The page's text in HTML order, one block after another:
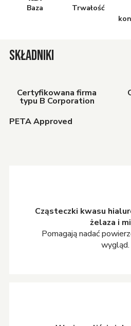
Baza Trwałość
SKŁADNIKI
Certyfikowana firma
typu B Corporation
PETA Approved
Cząsteczki kwasu
żelaza i
Pomagają nadać
wygląd.